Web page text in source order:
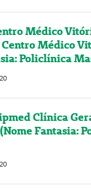
Médico
Centro Médico
Policlínica
Clínica
Fantasia: